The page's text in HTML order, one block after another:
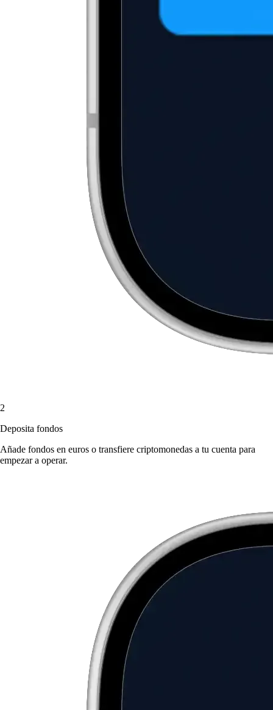
2
Deposita fondos
Añade fondos en euros o transfiere criptomonedas a tu cuenta para
empezar a operar.